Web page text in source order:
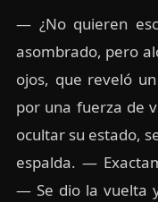
— ¿No quieren
asombrado, pero
ojos, que reveló
por una fuerza de
ocultar su estado,
espalda. —
— Se dio la vuelta